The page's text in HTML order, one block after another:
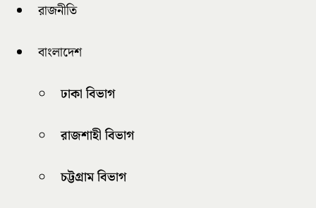
রাজনীতি
বাংলাদেশ
ঢাকা বিভাগ
রাজশাহী বিভাগ
চট্টগ্রাম বিভাগ